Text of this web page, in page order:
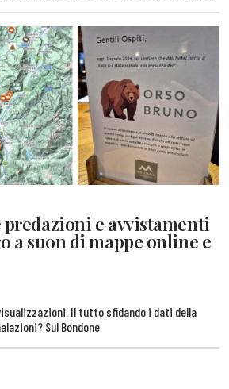
e avvistamenti
a suon di mappe online e
Il tutto sfidando i dati della
Sul Bondone